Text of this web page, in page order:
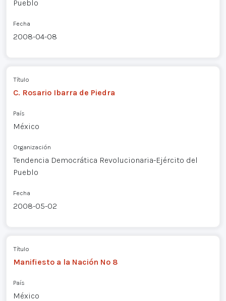
Pueblo
Fecha
2008-04-08
Título
C. Rosario Ibarra de Piedra
País
México
Organización
Tendencia Democrática Revolucionaria-Ejército del
Pueblo
Fecha
2008-05-02
Título
Manifiesto a la Nación Nº 8
País
México